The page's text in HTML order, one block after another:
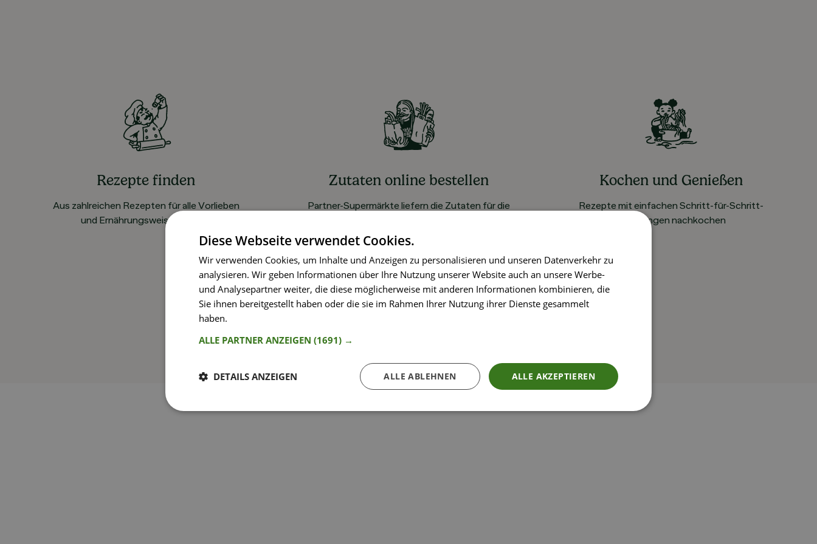
Rezepte finden
Aus zahlreichen Rezepten für alle Vorlieben
und Ernährungsweisen wählen
Zutaten online bestellen
Partner-Supermärkte liefern die Zutaten für die
Kochen und Genießen
Rezepte mit einfachen Schritt-für-Schritt-
Anleitungen nachkochen
So funktioniert’s
Diese Webseite verwendet Cookies.
Wir verwenden Cookies, um Inhalte und Anzeigen zu personalisieren und unseren Datenverkehr zu
analysieren. Wir geben Informationen über Ihre Nutzung unserer Website auch an unsere Werbe-
und Analysepartner weiter, die diese möglicherweise mit anderen Informationen kombinieren, die
Sie ihnen bereitgestellt haben oder die sie im Rahmen Ihrer Nutzung ihrer Dienste gesammelt
haben.
ALLE PARTNER ANZEIGEN (1691) →
ALLE AKZEPTIEREN
ALLE ABLEHNEN
DETAILS ANZEIGEN